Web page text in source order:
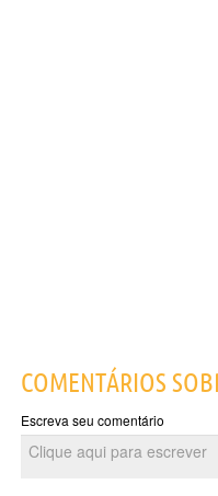
COMENTÁRIOS
Escreva seu comentário